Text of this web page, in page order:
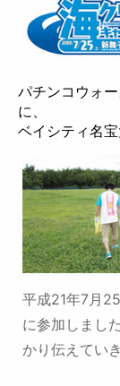
パチンコウォ
に、
ベイシティ名
平成21年7月
に参加しました
かり伝えてい